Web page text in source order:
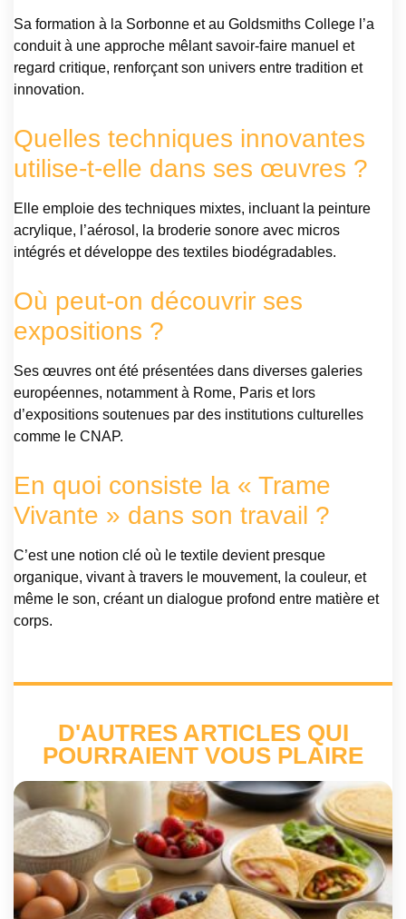
Sa formation à la Sorbonne et au Goldsmiths College l’a
conduit à une approche mêlant savoir-faire manuel et
regard critique, renforçant son univers entre tradition et
innovation.
Quelles techniques innovantes
utilise-t-elle dans ses œuvres ?
Elle emploie des techniques mixtes, incluant la peinture
acrylique, l’aérosol, la broderie sonore avec micros
intégrés et développe des textiles biodégradables.
Où peut-on découvrir ses
expositions ?
Ses œuvres ont été présentées dans diverses galeries
européennes, notamment à Rome, Paris et lors
d’expositions soutenues par des institutions culturelles
comme le CNAP.
En quoi consiste la « Trame
Vivante » dans son travail ?
C’est une notion clé où le textile devient presque
organique, vivant à travers le mouvement, la couleur, et
même le son, créant un dialogue profond entre matière et
corps.
D'AUTRES ARTICLES QUI
POURRAIENT VOUS PLAIRE